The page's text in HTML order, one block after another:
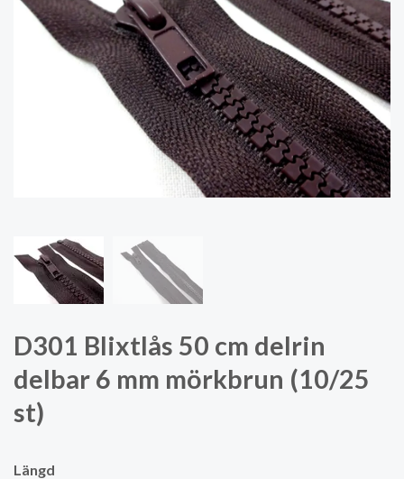
D301 Blixtlås 50 cm delrin
delbar 6 mm mörkbrun (10/25
st)
Längd